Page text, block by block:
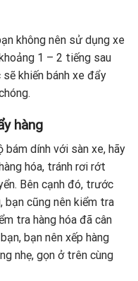
không nên sử dụng xe
1 – 2 tiếng sau
khiến bánh xe đẩy
hàng
bám dính với sàn xe, hãy
hóa, tránh rơi rớt
Bên cạnh đó, trước
bạn cũng nên kiểm tra
tra hàng hóa đã cân
bạn nên xếp hàng
nhẹ, gọn ở trên cùng